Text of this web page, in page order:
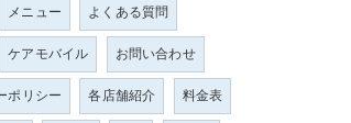
メニュー
よくある質問
ケアモバイル
お問い合わせ
ポリシー
各店舗紹介
料金表